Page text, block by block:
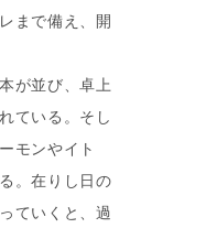
まで備え、開
が並び、卓上
ている。そし
モンやイト
。在りし日の
ていくと、過